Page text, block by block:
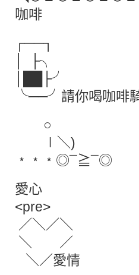
咖啡
┌──┐
│ ├╮
│██├╯
╰──╯請你喝咖啡
○
∣＼)
﹡﹡﹡◎¯≧¯◎
愛心
<pre>
／＼／＼
＼ ／
＼／愛情